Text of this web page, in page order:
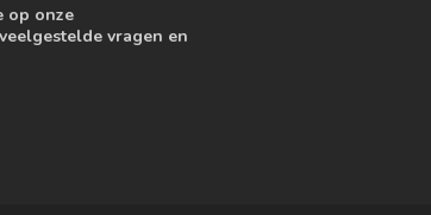
op onze
vragen en